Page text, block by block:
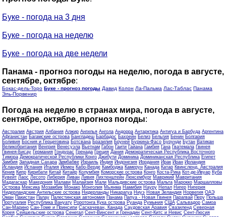
Буке - погода на 3 дня
Буке - погода на неделю
Буке - погода на две недели
Панама - прогноз погоды на неделю, погода в августе,
сентябре, октябре:
Бокас-дель-Торо Буке - прогноз погоды Давид Колон Ла-Пальма Лас-Таблас Панама
Эль-Порвенир
Погода на неделю в странах мира, погода в августе,
сентябре, октябре, прогноз погоды:
Австралия Австрия Албания Алжир Ангилья Ангола Андорра Антарктика Антигуа и Барбуда Аргентина
Афганистан Багамские острова Бангладеш Барбадос Бахрейн Белиз Бельгия Бенин Болгария
Боливия Босния и Герцеговина Ботсвана Бразилия Бруней Буркина-Фасо Бурунди Бутан Ватикан
Великобритания Венгрия Венесуэла Вьетнам Габон Гаити Гайана Гамбия Гана Гватемала Гвинея
Гвинея-Бисау Германия Гондурас Гренада Греция Дания Демократическая Республика Восточного
Тимора Демократической Республики Конго Джибути Доминика Доминиканская Республика Египет
Замбия Западная Сахара Зимбабве Израиль Индия Индонезия Иордания Ирак Иран Ирландия
Исландия Испания Италия Йемен Кабо-Верде Камбоджа Камерун Канада Катар Квинсленд, Австралия
Кения Кипр Кирибати Китай Китайр Колумбия Коморские острова Конго Коста-Рика Кот-де-Ивуар Куба
Кувейт Лаос Лесото Либерия Ливан Ливия Лихтенштейн Люксембург Маврикий Мавритания
Мадагаскар Македония Малави Малайзия Мали Мальдивские острова Мальта Марокко Маршалловы
Острова Мексика Мозамбик Монако Монголия Мьянма Намибия Науру Непал Нигер Нигерия
Нидерландские Антильские острова Нидерланды Никарагуа Ниуэ Новая Зеландия Норвегия ОАЭ
Оман Пакистан Палау Палестинская автономия Панама Папуа - Новая Гвинея Парагвай Перу Польша
Португалия Республика Вануату Роротонга Кука острова Руанда Румыния США Сальвадор Самоа
Сан-Марино Сан-Томе и Принсипи Саскачеван, Канада Саудовская Аравия Свазиленд Северная
Корея Сейшельские острова Сенегал Сент-Винсент и Гренадин Сент-Китс и Невис Сент-Люсия